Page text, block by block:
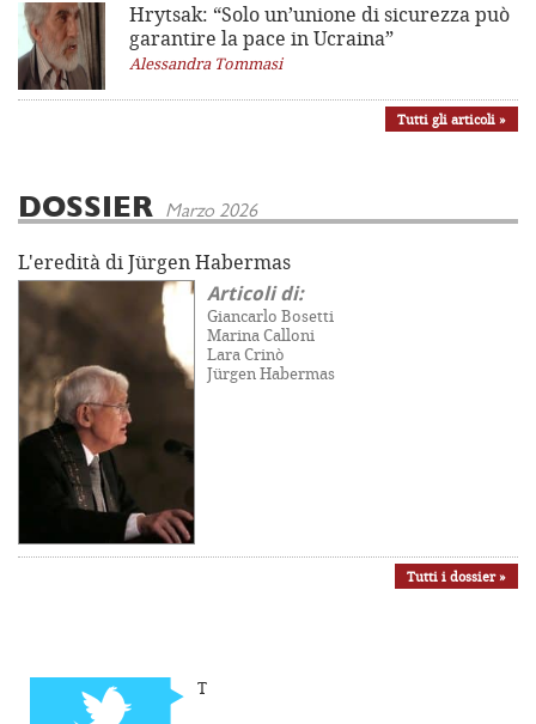
Hrytsak: “Solo un’unione di sicurezza può
garantire la pace in Ucraina”
Alessandra Tommasi
Tutti gli articoli »
DOSSIER Marzo 2026
L'eredità di Jürgen Habermas
Articoli di:
Giancarlo Bosetti
Marina Calloni
Lara Crinò
Jürgen Habermas
Tutti i dossier »
T